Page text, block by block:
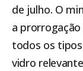
de julho. O
a
todos os
vidro